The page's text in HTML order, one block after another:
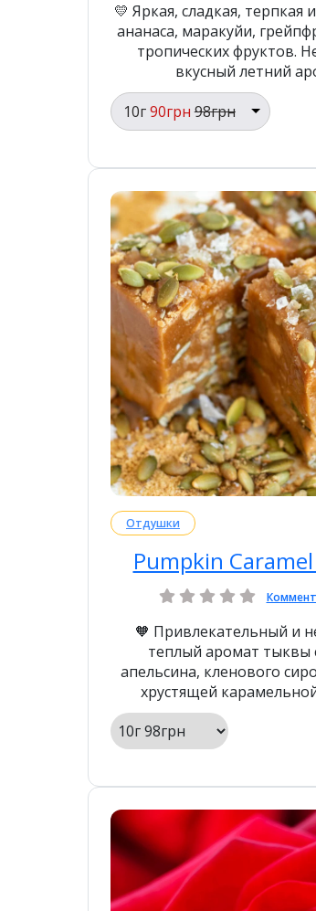
💛 Яркая, сладкая, терпкая
ананаса, маракуйи,
тропических фруктов.
вкусный летний
10г90грн 98грн
Отдушки
Pumpkin
🧡 Привлекательный и
теплый аромат тыквы
апельсина, кленового
хрустящей